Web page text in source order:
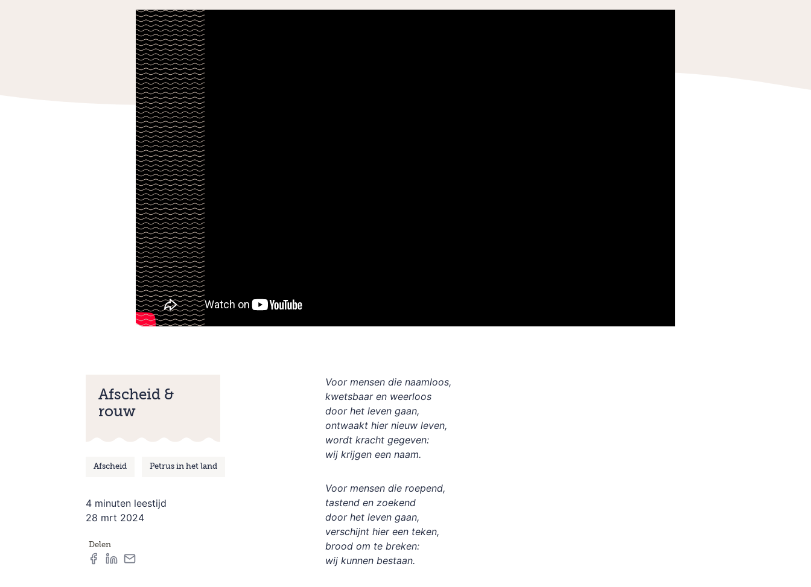
Voor mensen die naamloos,
kwetsbaar en weerloos
door het leven gaan,
ontwaakt hier nieuw leven,
wordt kracht gegeven:
wij krijgen een naam.
Voor mensen die roepend,
tastend en zoekend
door het leven gaan,
verschijnt hier een teken,
brood om te breken:
wij kunnen bestaan.
Afscheid &
rouw
Afscheid Petrus in het land
4 minuten leestijd
28 mrt 2024
Delen